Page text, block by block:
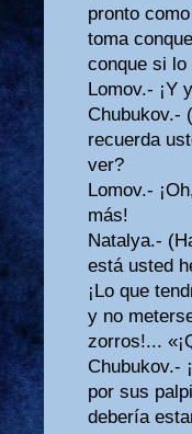
pronto
toma
conque si lo
Lomov.- ¡Y
Chubukov.-
recuerda
ver?
Lomov.-
más!
Natalya.-
está usted
¡Lo que
y no
zorros!...
Chubukov.-
por sus
debería